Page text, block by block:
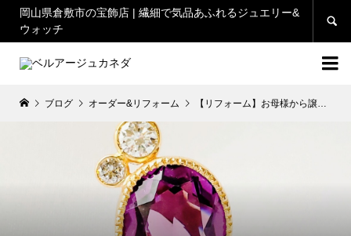
岡山県倉敷市の宝飾店 | 繊細で気品あふれるジュエリー&
ウォッチ


ブログ オーダー&リフォーム 【リフォーム】お母様から譲られたブローチのアメジストをピアスに